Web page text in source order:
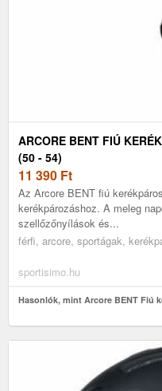
ARCORE BENT FIÚ
(50 - 54)
11 390 Ft
Az Arcore BENT fiú
kerékpározáshoz. A meleg
szellőzőnyílások és...
férfi, arcore, sportágak,
sportisimo.hu
Hasonlók, mint Arcore BENT Fiú